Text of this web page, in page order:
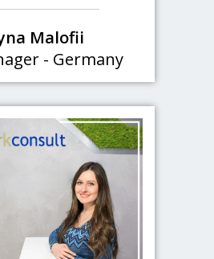
Malofii
- Germany